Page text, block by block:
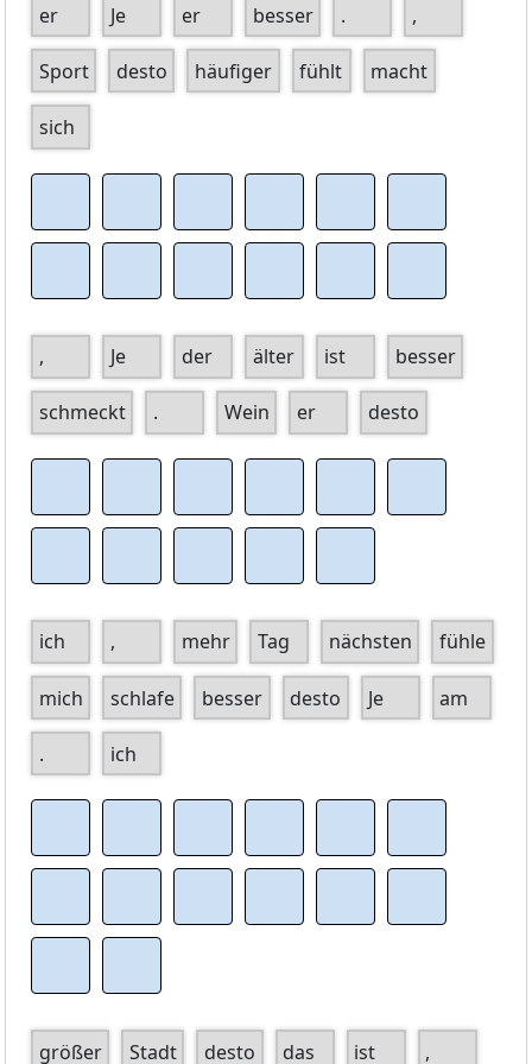
er Je er besser . ,
Sport desto häufiger fühlt macht
sich
, Je der älter ist besser
schmeckt . Wein er desto
ich , mehr Tag nächsten fühle
mich schlafe besser desto Je am
. ich
größer Stadt desto das ist ,